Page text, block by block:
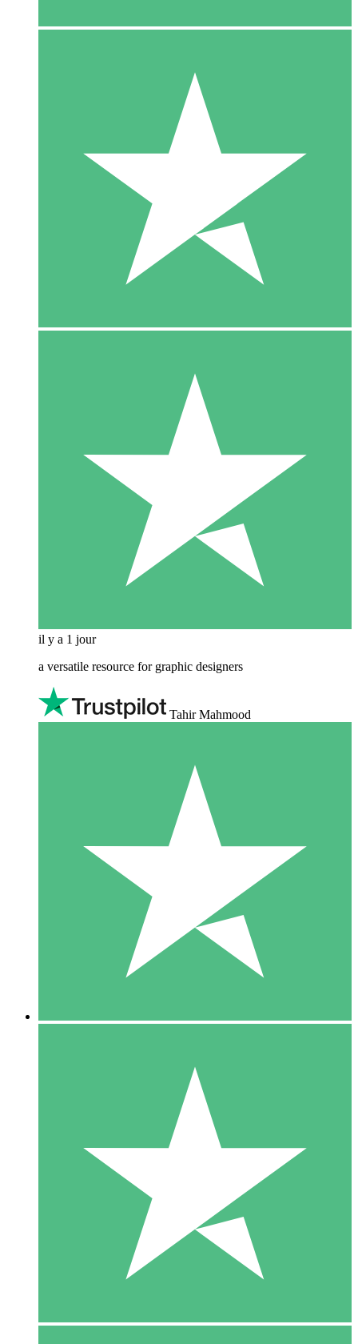
il y a 1 jour
a versatile resource for graphic designers
Tahir Mahmood